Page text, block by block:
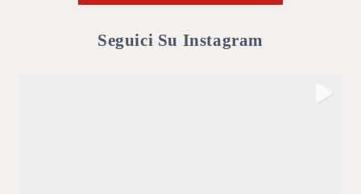
Seguici Su Instagram